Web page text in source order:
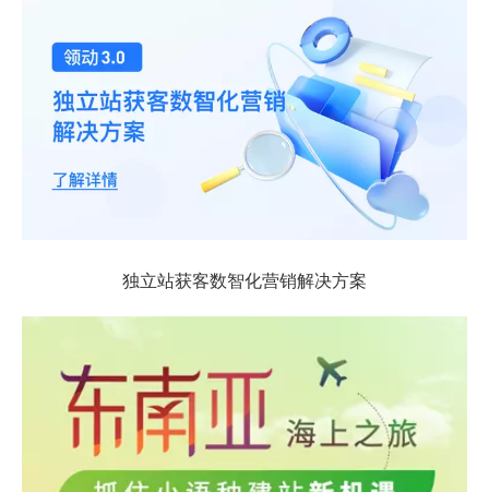
独立站获客数智化营销解决方案